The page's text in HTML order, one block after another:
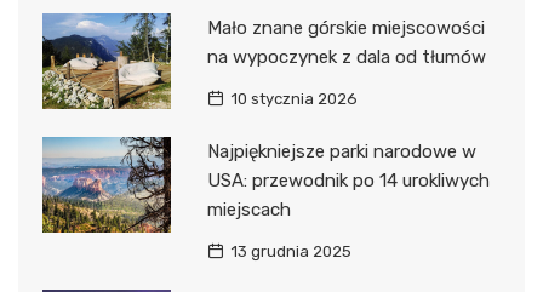
Mało znane górskie miejscowości
na wypoczynek z dala od tłumów
10 stycznia 2026
Najpiękniejsze parki narodowe w
USA: przewodnik po 14 urokliwych
miejscach
13 grudnia 2025